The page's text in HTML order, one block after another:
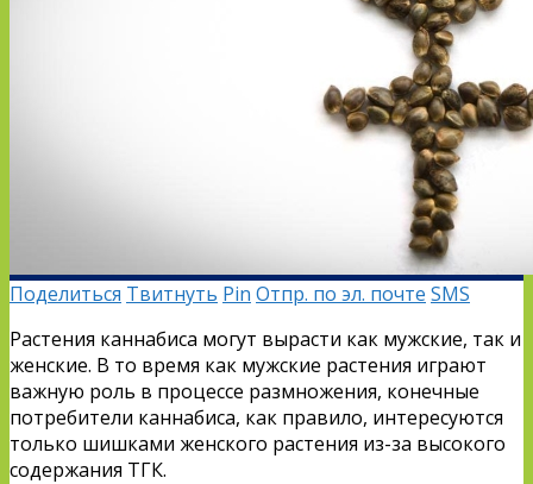
Поделиться Твитнуть Pin Отпр. по эл. почте SMS
Растения каннабиса могут вырасти как мужские, так и
женские. В то время как мужские растения играют
важную роль в процессе размножения, конечные
потребители каннабиса, как правило, интересуются
только шишками женского растения из-за высокого
содержания ТГК.